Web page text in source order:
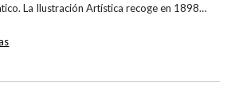
La Ilustración Artística recoge en 1898…